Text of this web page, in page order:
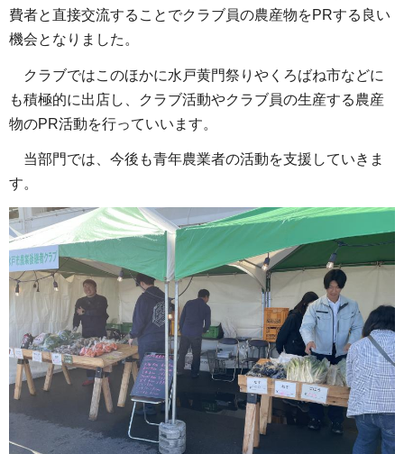
費者と直接交流することでクラブ員の農産物をPRする良い
機会となりました。
クラブではこのほかに水戸黄門祭りやくろばね市などに
も積極的に出店し、クラブ活動やクラブ員の生産する農産
物のPR活動を行っていいます。
当部門では、今後も青年農業者の活動を支援していきま
す。